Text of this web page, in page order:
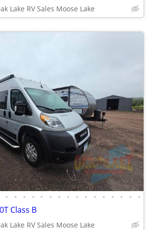
Lake RV Sales Moose Lake
• • • • • • • • • • • • • • • •
Class B
Lake RV Sales Moose Lake